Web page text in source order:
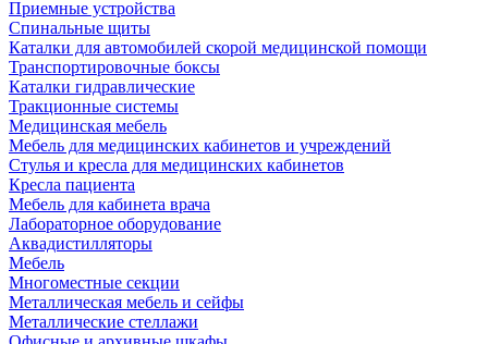
Приемные устройства
Спинальные щиты
Каталки для автомобилей скорой медицинской помощи
Транспортировочные боксы
Каталки гидравлические
Тракционные системы
Медицинская мебель
Мебель для медицинских кабинетов и учреждений
Стулья и кресла для медицинских кабинетов
Кресла пациента
Мебель для кабинета врача
Лабораторное оборудование
Аквадистилляторы
Мебель
Многоместные секции
Металлическая мебель и сейфы
Металлические стеллажи